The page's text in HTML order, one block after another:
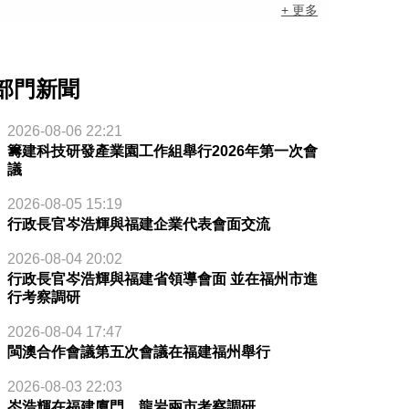
+ 更多
門新聞
2026-08-06 22:21
籌建科技研發產業園工作組舉行2026年第一次會
議
2026-08-05 15:19
行政長官岑浩輝與福建企業代表會面交流
2026-08-04 20:02
行政長官岑浩輝與福建省領導會面 並在福州市進
行考察調研
2026-08-04 17:47
閩澳合作會議第五次會議在福建福州舉行
2026-08-03 22:03